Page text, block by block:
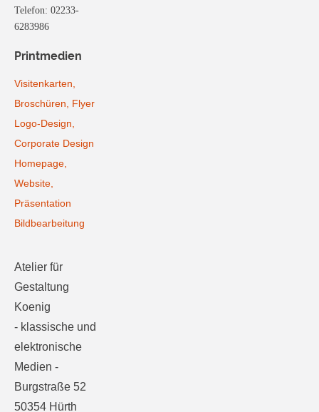
Telefon: 02233-
6283986
Printmedien
Visitenkarten,
Broschüren, Flyer
Logo-Design,
Corporate Design
Homepage,
Website,
Präsentation
Bildbearbeitung
Atelier für
Gestaltung
Koenig
- klassische und
elektronische
Medien -
Burgstraße 52
50354 Hürth